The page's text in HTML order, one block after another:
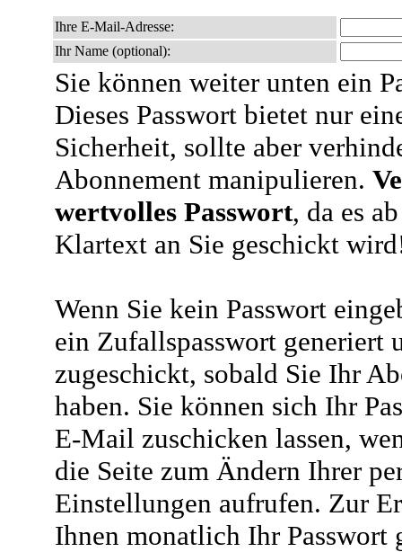
Ihre E-Mail-Adresse:
Ihr Name (optional):
Sie können weiter unten ein
Dieses Passwort bietet nur
Sicherheit, sollte aber
Abonnement manipulieren.
wertvolles Passwort, da es
Klartext an Sie geschickt
Wenn Sie kein Passwort
ein Zufallspasswort generiert
zugeschickt, sobald Sie Ihr
haben. Sie können sich Ihr
E-Mail zuschicken lassen,
die Seite zum Ändern Ihrer
Einstellungen aufrufen. Zur
Ihnen monatlich Ihr Passwort